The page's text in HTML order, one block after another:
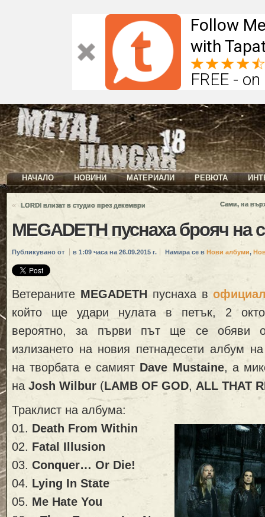
Follow
with
FREE -
НАЧАЛО НОВИНИ МАТЕРИАЛИ РЕВЮТА
« LORDI влизат в студио през декември Сами, на
MEGADETH пуснаха брояч на
Публикувано от в 1:09 часа на 26.09.2015 г. Намира се в Нови албуми,
Ветераните MEGADETHпуснаха в
който ще удари нулата в петък, 2
вероятно, за първи път ще се обяви
излизането на новия петнадесети албум
на творбата е самият Dave Mustaine, а
на Josh Wilbur (LAMB OF GOD, ALL THAT
Траклист на албума:
01. Death From Within
02. Fatal Illusion
03. Conquer… Or Die!
04. Lying In State
05. Me Hate You